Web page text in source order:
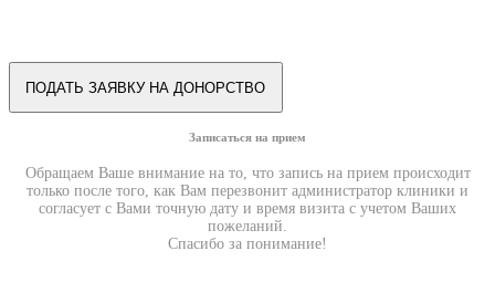
Записаться на прием
Обращаем Ваше внимание на то, что запись на прием происходит
только после того, как Вам перезвонит администратор клиники и
согласует с Вами точную дату и время визита с учетом Ваших
пожеланий.
Спасибо за понимание!